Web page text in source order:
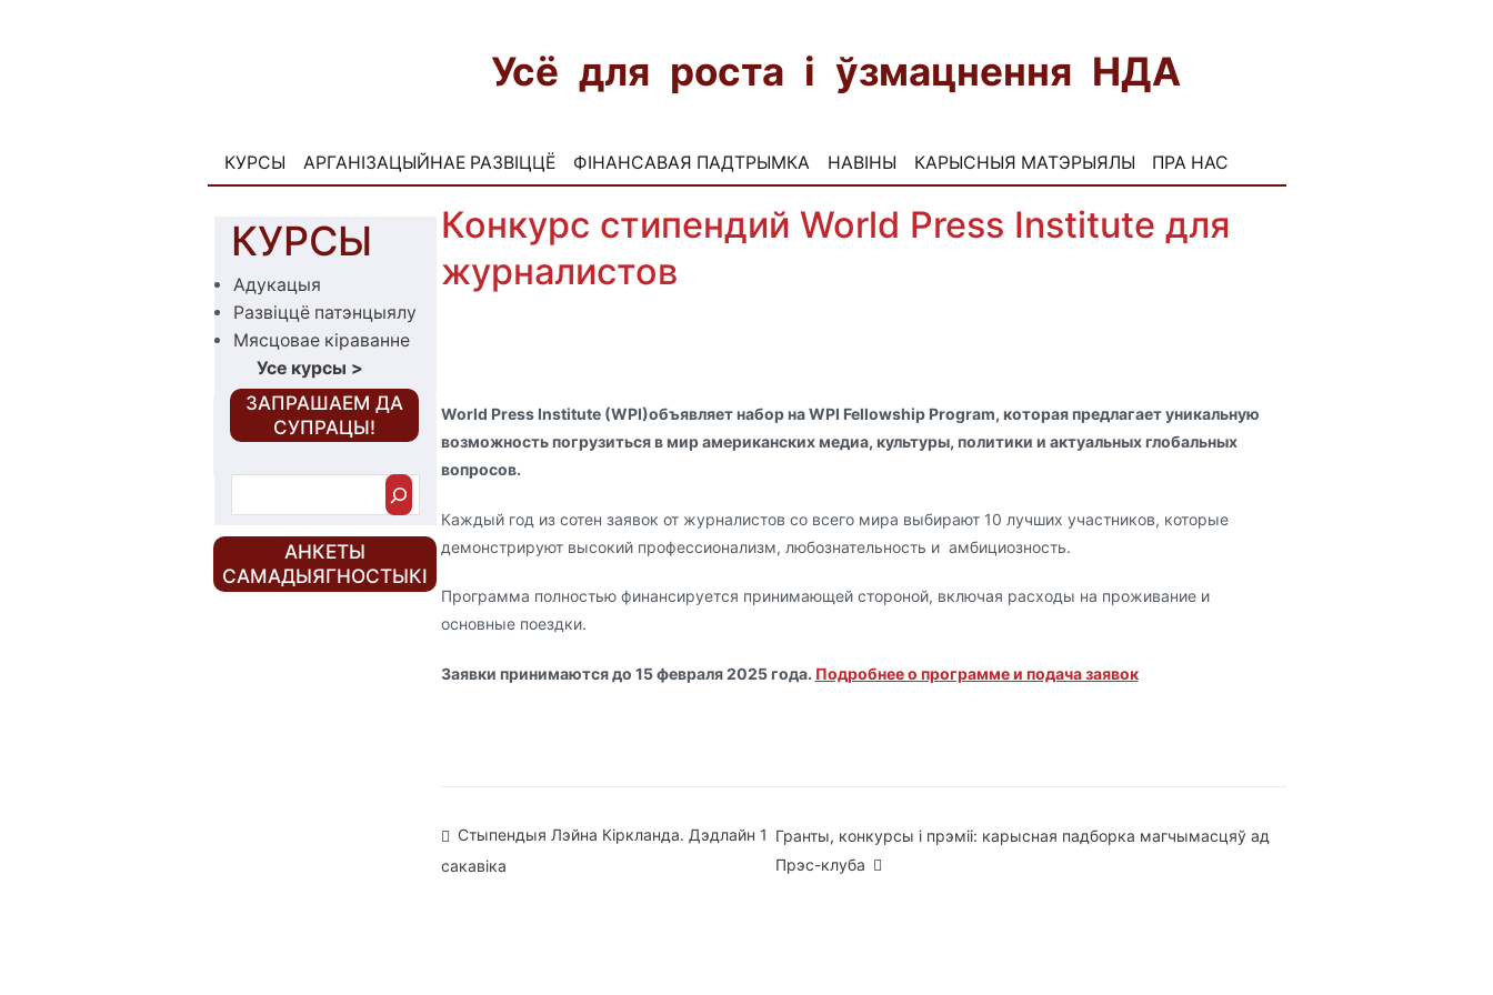
Усё для роста і ўзмацнення НДА
КУРСЫ АРГАНІЗАЦЫЙНАЕ РАЗВІЦЦЁ ФІНАНСАВАЯ ПАДТРЫМКА НАВІНЫ КАРЫСНЫЯ МАТЭРЫЯЛЫ ПРА НАС
FB
КУРСЫ
Адукацыя
Развіццё патэнцыялу
Мясцовае кіраванне
Усе курсы >
‎ЗАПРАШАЕМ ДА
СУПРАЦЫ!
АНКЕТЫ
САМАДЫЯГНОСТЫКІ
Конкурс стипендий World Press Institute для
журналистов
World Press Institute (WPI)объявляет набор на WPI Fellowship Program, которая предлагает уникальную
возможность погрузиться в мир американских медиа, культуры, политики и актуальных глобальных
вопросов.
Каждый год из сотен заявок от журналистов со всего мира выбирают 10 лучших участников, которые
демонстрируют высокий профессионализм, любознательность и амбициозность.
Программа полностью финансируется принимающей стороной, включая расходы на проживание и
основные поездки.
Заявки принимаются до 15 февраля 2025 года. Подробнее о программе и подача заявок
Навігацыя
Стыпендыя Лэйна Кіркланда. Дэдлайн 1
сакавіка
Гранты, конкурсы і прэміі: карысная падборка магчымасцяў ад
Прэс-клуба